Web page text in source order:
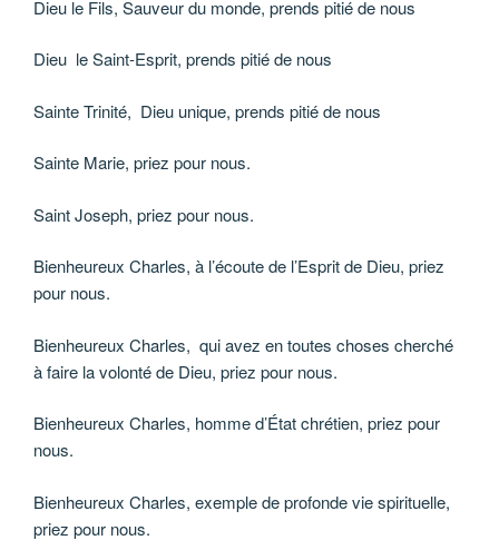
Dieu le Fils, Sauveur du monde, prends pitié de nous
Dieu le Saint-Esprit, prends pitié de nous
Sainte Trinité, Dieu unique, prends pitié de nous
Sainte Marie, priez pour nous.
Saint Joseph, priez pour nous.
Bienheureux Charles, à l’écoute de l’Esprit de Dieu, priez
pour nous.
Bienheureux Charles, qui avez en toutes choses cherché
à faire la volonté de Dieu, priez pour nous.
Bienheureux Charles, homme d’État chrétien, priez pour
nous.
Bienheureux Charles, exemple de profonde vie spirituelle,
priez pour nous.